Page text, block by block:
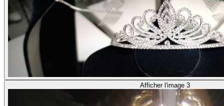
Afficher l'image 3